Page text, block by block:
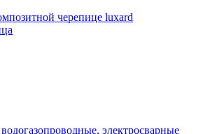
черепице luxard
электросварные